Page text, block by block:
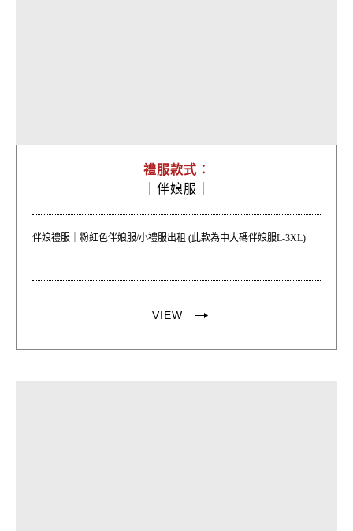
禮服款式：
伴娘服｜
伴娘禮服｜粉紅色伴娘服/小禮服出租 (此款為中大碼伴娘服L-3XL)
VIEW